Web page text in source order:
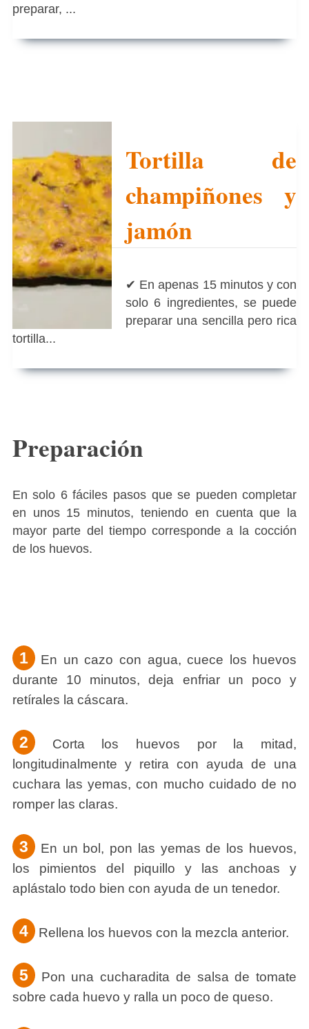
preparar, ...
Tortilla de
champiñones y
jamón
✔ En apenas 15 minutos y con
solo 6 ingredientes, se puede
preparar una sencilla pero rica
tortilla...
Preparación
En solo 6 fáciles pasos que se pueden completar
en unos 15 minutos, teniendo en cuenta que la
mayor parte del tiempo corresponde a la cocción
de los huevos.
1 En un cazo con agua, cuece los huevos
durante 10 minutos, deja enfriar un poco y
retírales la cáscara.
2 Corta los huevos por la mitad,
longitudinalmente y retira con ayuda de una
cuchara las yemas, con mucho cuidado de no
romper las claras.
3 En un bol, pon las yemas de los huevos,
los pimientos del piquillo y las anchoas y
aplástalo todo bien con ayuda de un tenedor.
4 Rellena los huevos con la mezcla anterior.
5 Pon una cucharadita de salsa de tomate
sobre cada huevo y ralla un poco de queso.